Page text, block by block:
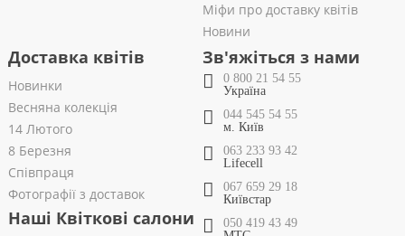
Міфи про доставку квітів
Новини
Доставка квітів
Новинки
Весняна колекція
14 Лютого
8 Березня
Співпраця
Фотографії з доставок
Наші Квіткові салони
Зв'яжіться з нами
0 800 21 54 55
Україна
044 545 54 55
м. Київ
063 233 93 42
Lifecell
067 659 29 18
Київстар
050 419 43 49